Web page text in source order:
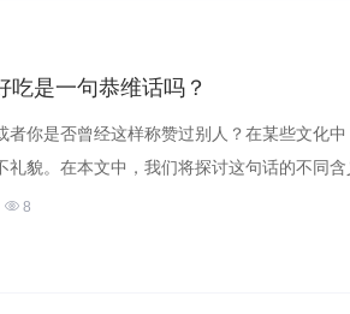
吃是一句恭维话吗？
者你是否曾经这样称赞过别人？在某些文化
礼貌。在本文中，我们将探讨这句话的不同
8